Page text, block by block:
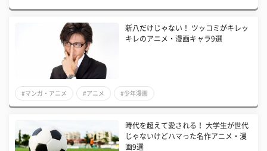
新八だけじゃない！ ツッコミがキレッ
キレのアニメ・漫画キャラ9選
#マンガ・アニメ #アニメ #少年漫画
時代を超えて愛される！ 大学生が世代
じゃないけどハマった名作アニメ・漫
画9選